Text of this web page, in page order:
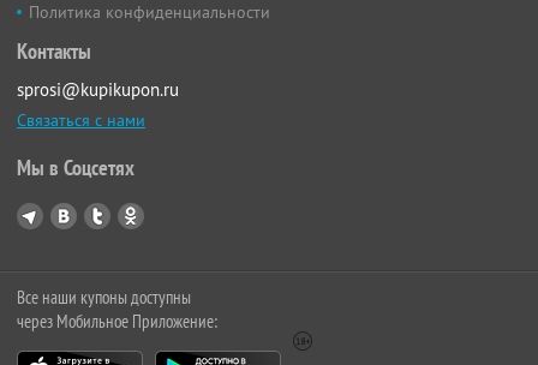
Политика конфиденциальности
Контакты
sprosi@kupikupon.ru
Связаться с нами
Мы в Соцсетях
Все наши купоны доступны
через Мобильное Приложение: